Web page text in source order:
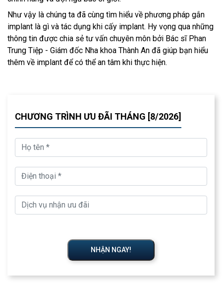
Như vậy là chúng ta đã cùng tìm hiểu về phương pháp gắn
implant là gì và tác dụng khi cấy implant. Hy vọng qua những
thông tin được chia sẻ tư vấn chuyên môn bởi Bác sĩ Phan
Trung Tiệp - Giám đốc Nha khoa Thành An đã giúp bạn hiểu
thêm về implant để có thể an tâm khi thực hiện.
CHƯƠNG TRÌNH ƯU ĐÃI THÁNG [8/2026]
NHẬN NGAY!